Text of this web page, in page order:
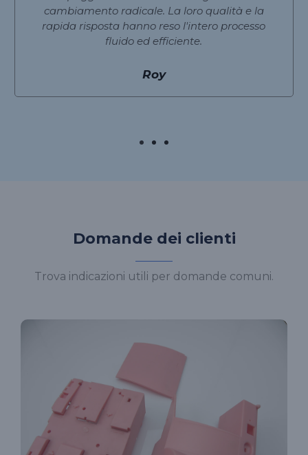
cambiamento radicale. La loro qualità e la
rapida risposta hanno reso l'intero processo
fluido ed efficiente.
Roy
Domande dei clienti
Trova indicazioni utili per domande comuni.